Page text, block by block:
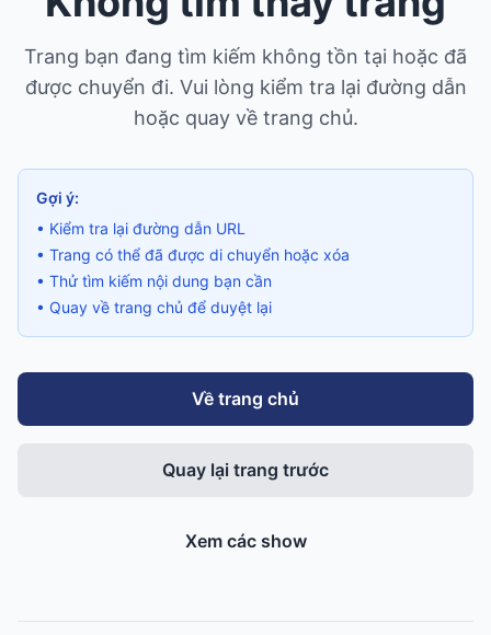
Trang bạn đang tìm kiếm không tồn tại hoặc đã
được chuyển đi. Vui lòng kiểm tra lại đường dẫn
hoặc quay về trang chủ.
Gợi ý:
• Kiểm tra lại đường dẫn URL
• Trang có thể đã được di chuyển hoặc xóa
• Thử tìm kiếm nội dung bạn cần
• Quay về trang chủ để duyệt lại
Về trang chủ
Quay lại trang trước
Xem các show